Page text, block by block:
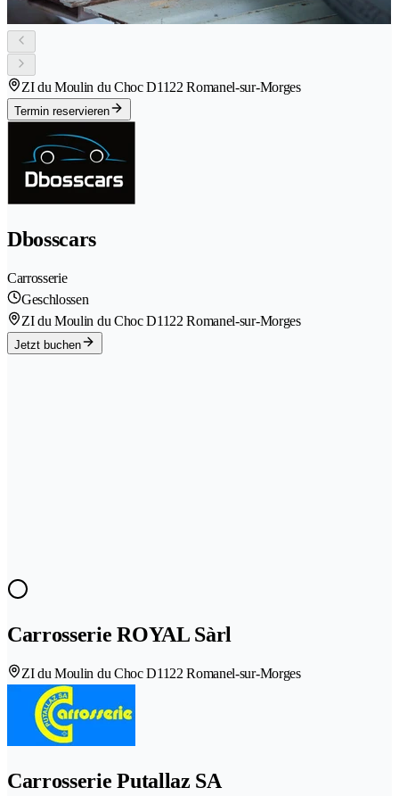
ZI du Moulin du Choc D1122 Romanel-sur-Morges
Termin reservieren
Dbosscars
Carrosserie
Geschlossen
ZI du Moulin du Choc D1122 Romanel-sur-Morges
Jetzt buchen
Carrosserie ROYAL Sàrl
ZI du Moulin du Choc D1122 Romanel-sur-Morges
Carrosserie Putallaz SA